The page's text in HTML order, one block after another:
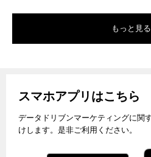
もっと見る
スマホアプリはこちら
データドリブンマーケティングに関
けします。是非ご利用ください。